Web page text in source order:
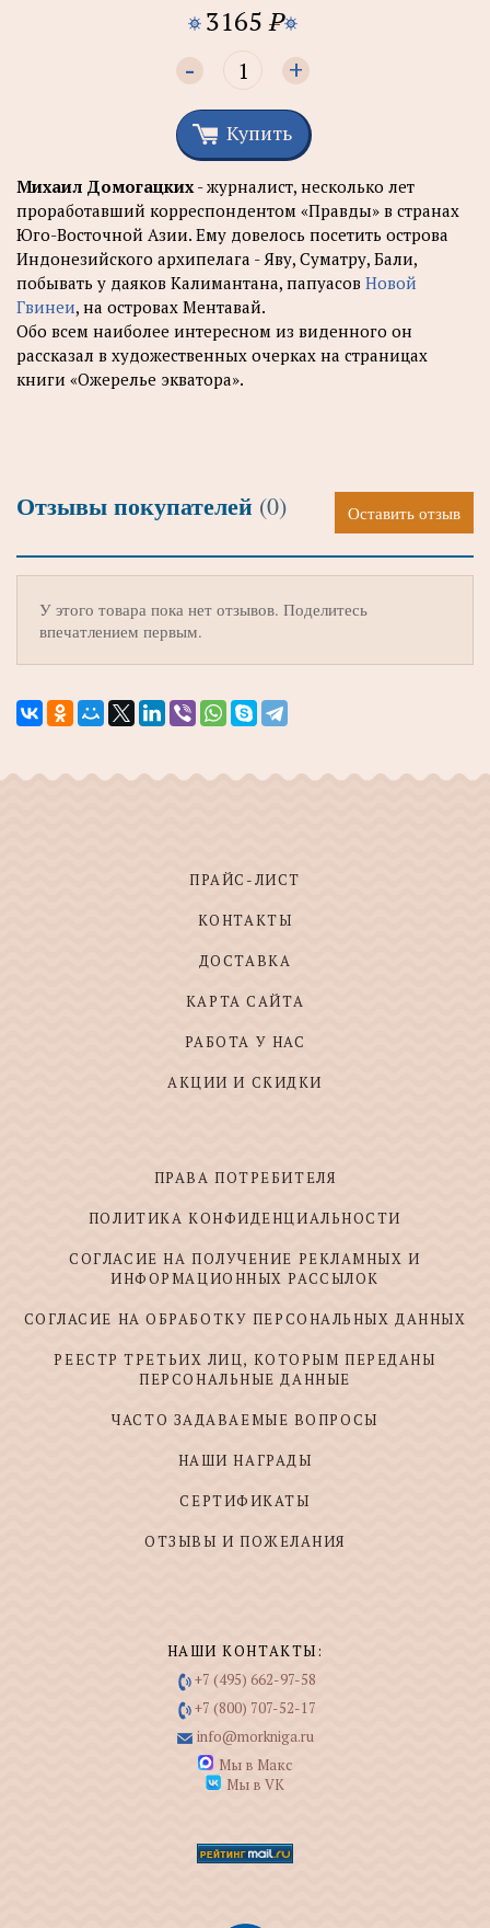
3165 P
- +
Купить
Михаил Домогацких- журналист, несколько лет
проработавший корреспондентом «Правды» в странах
Юго-Восточной Азии. Ему довелось посетить острова
Индонезийского архипелага - Яву, Суматру, Бали,
побывать у даяков Калимантана, папуасов Новой
Гвинеи, на островах Ментавай.
Обо всем наиболее интересном из виденного он
рассказал в художественных очерках на страницах
книги «Ожерелье экватора».
Отзывы покупателей (0) Оставить отзыв
У этого товара пока нет отзывов. Поделитесь
впечатлением первым.
ПРАЙС-ЛИСТ
КОНТАКТЫ
ДОСТАВКА
КАРТА САЙТА
РАБОТА У НАС
АКЦИИ И СКИДКИ
ПРАВА ПОТРЕБИТЕЛЯ
ПОЛИТИКА КОНФИДЕНЦИАЛЬНОСТИ
СОГЛАСИЕ НА ПОЛУЧЕНИЕ РЕКЛАМНЫХ И
ИНФОРМАЦИОННЫХ РАССЫЛОК
СОГЛАСИЕ НА ОБРАБОТКУ ПЕРСОНАЛЬНЫХ ДАННЫХ
РЕЕСТР ТРЕТЬИХ ЛИЦ, КОТОРЫМ ПЕРЕДАНЫ
ПЕРСОНАЛЬНЫЕ ДАННЫЕ
ЧАСТО ЗАДАВАЕМЫЕ ВОПРОСЫ
НАШИ НАГРАДЫ
СЕРТИФИКАТЫ
ОТЗЫВЫ И ПОЖЕЛАНИЯ
НАШИ КОНТАКТЫ:
+7 (495) 662-97-58
+7 (800) 707-52-17
info@morkniga.ru
Мы в Макс
Мы в VK